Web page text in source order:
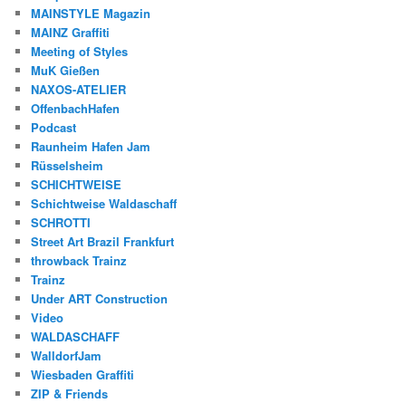
MAINSTYLE Magazin
MAINZ Graffiti
Meeting of Styles
MuK Gießen
NAXOS-ATELIER
OffenbachHafen
Podcast
Raunheim Hafen Jam
Rüsselsheim
SCHICHTWEISE
Schichtweise Waldaschaff
SCHROTTI
Street Art Brazil Frankfurt
throwback Trainz
Trainz
Under ART Construction
Video
WALDASCHAFF
WalldorfJam
Wiesbaden Graffiti
ZIP & Friends